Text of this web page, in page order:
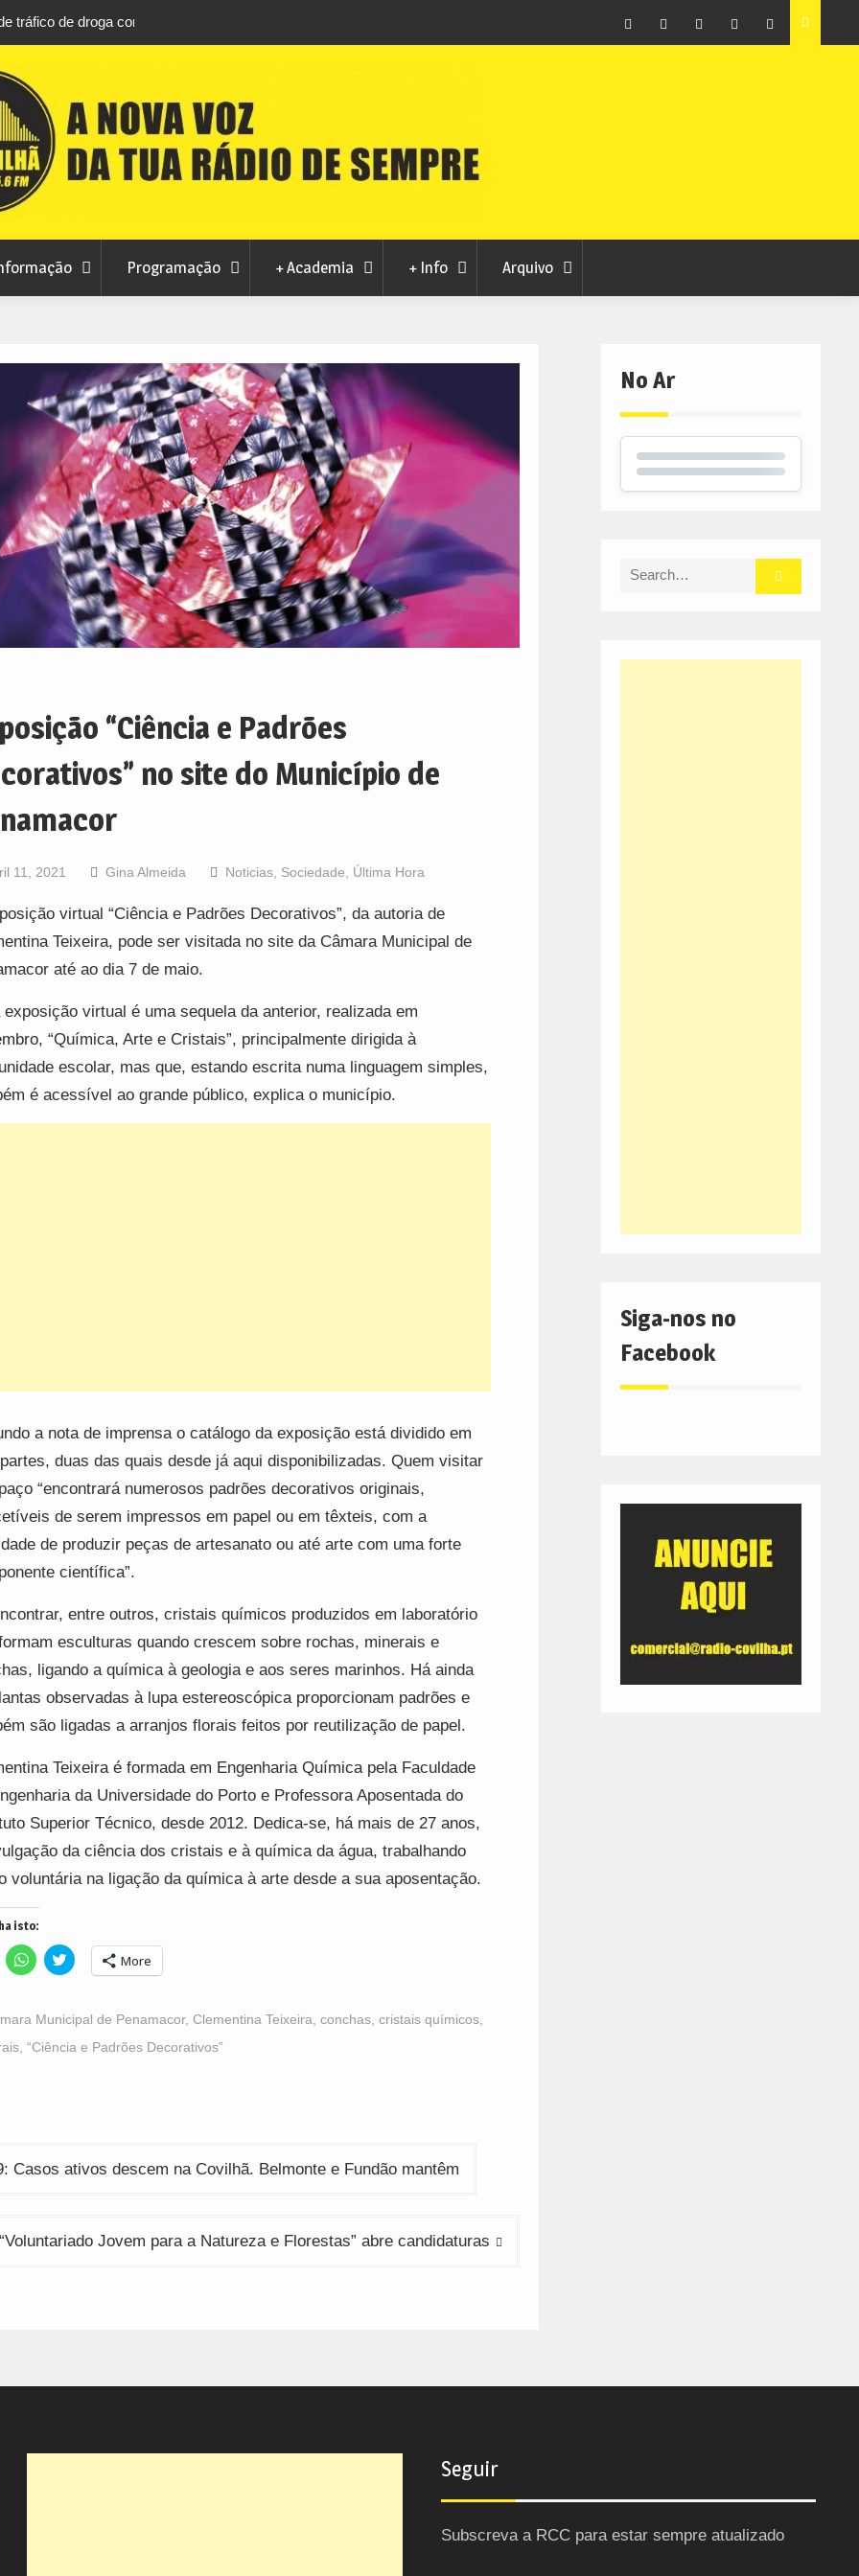
de droga com
fluvial este fim de semana
Município de Belmonte alerta para tentativa de fraude
em nome da autarquia
Programação + Academia + Info Arquivo
“Ciência e Padrões
no site do Município de
11, 2021 Gina Almeida Noticias, Sociedade Última Hora
virtual “Ciência e Padrões Decorativos”, da autoria de
Teixeira, pode ser visitada no site da Câmara Municipal de
até ao dia 7 de maio.
exposição virtual é uma sequela da anterior, realizada em
“Química, Arte e Cristais”, principalmente dirigida à
escolar, mas que, estando escrita numa linguagem simples,
é acessível ao grande público, explica o município.
a nota de imprensa o catálogo da exposição está dividido em
duas das quais desde já aqui disponibilizadas. Quem visitar
“encontrará numerosos padrões decorativos originais,
de serem impressos em papel ou em têxteis, com a
de produzir peças de artesanato ou até arte com uma forte
científica”.
entre outros, cristais químicos produzidos em laboratório
esculturas quando crescem sobre rochas, minerais e
ligando a química à geologia e aos seres marinhos. Há ainda
observadas à lupa estereoscópica proporcionam padrões e
são ligadas a arranjos florais feitos por reutilização de papel.
Teixeira é formada em Engenharia Química pela Faculdade
da Universidade do Porto e Professora Aposentada do
Superior Técnico, desde 2012. Dedica-se, há mais de 27 anos,
da ciência dos cristais e à química da água, trabalhando
voluntária na ligação da química à arte desde a sua aposentação.
isto:
Click
to
(Opens
new
window)
Click
to
share
(Opens
in
new
window)
More
Municipal de Penamacor, Clementina Teixeira conchas, cristais químicos,
, “Ciência e Padrões Decorativos”
Casos ativos descem na Covilhã. Belmonte e Fundão mantêm
“Voluntariado Jovem para a Natureza e Florestas” abre candidaturas
No Ar
Search
Siga-nos no
Facebook
Seguir
Subscreva a RCC para estar sempre atualizado